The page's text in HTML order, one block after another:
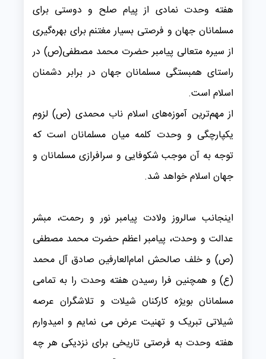
هفته وحدت نمادی از پیام صلح و دوستی برای
مسلمانان جهان و فرصتی بسیار مغتنم برای بهره‌گیری
از سیره متعالی پیامبر حضرت محمد مصطفی(ص) در
راستای همبستگی مسلمانان جهان در برابر دشمنان
اسلام است.
از مهم‌ترین آموزه‌های اسلام ناب محمدی (ص) لزوم
یکپارچگی و وحدت کلمه میان مسلمانان است که
توجه به آن موجب شکوفایی و سرافرازی مسلمانان و
جهان اسلام خواهد شد.
اینجانب سالروز ولادت پیامبر نور و رحمت، مبشر
عدالت و وحدت، پیامبر اعظم حضرت محمد مصطفی
(ص) و خلف صالحش امام‌العارفین صادق آل محمد
(ع) و همچنین فرا رسیدن هفته وحدت را به تمامی
مسلمانان بویژه کارکنان شیلات و تلاشگران عرصه
شیلاتی تبریک و تهنیت عرض می نمایم و امیدوارم
هفته وحدت به فرصتی تاریخی برای نزدیکی هر چه